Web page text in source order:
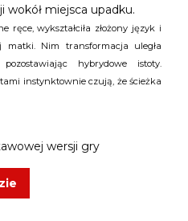
miejsca upadku.
ręce, wykształciła złożony język i
matki. Nim transformacja uległa
hybrydowe istoty.
instynktownie czują, że ścieżka
wersji gry